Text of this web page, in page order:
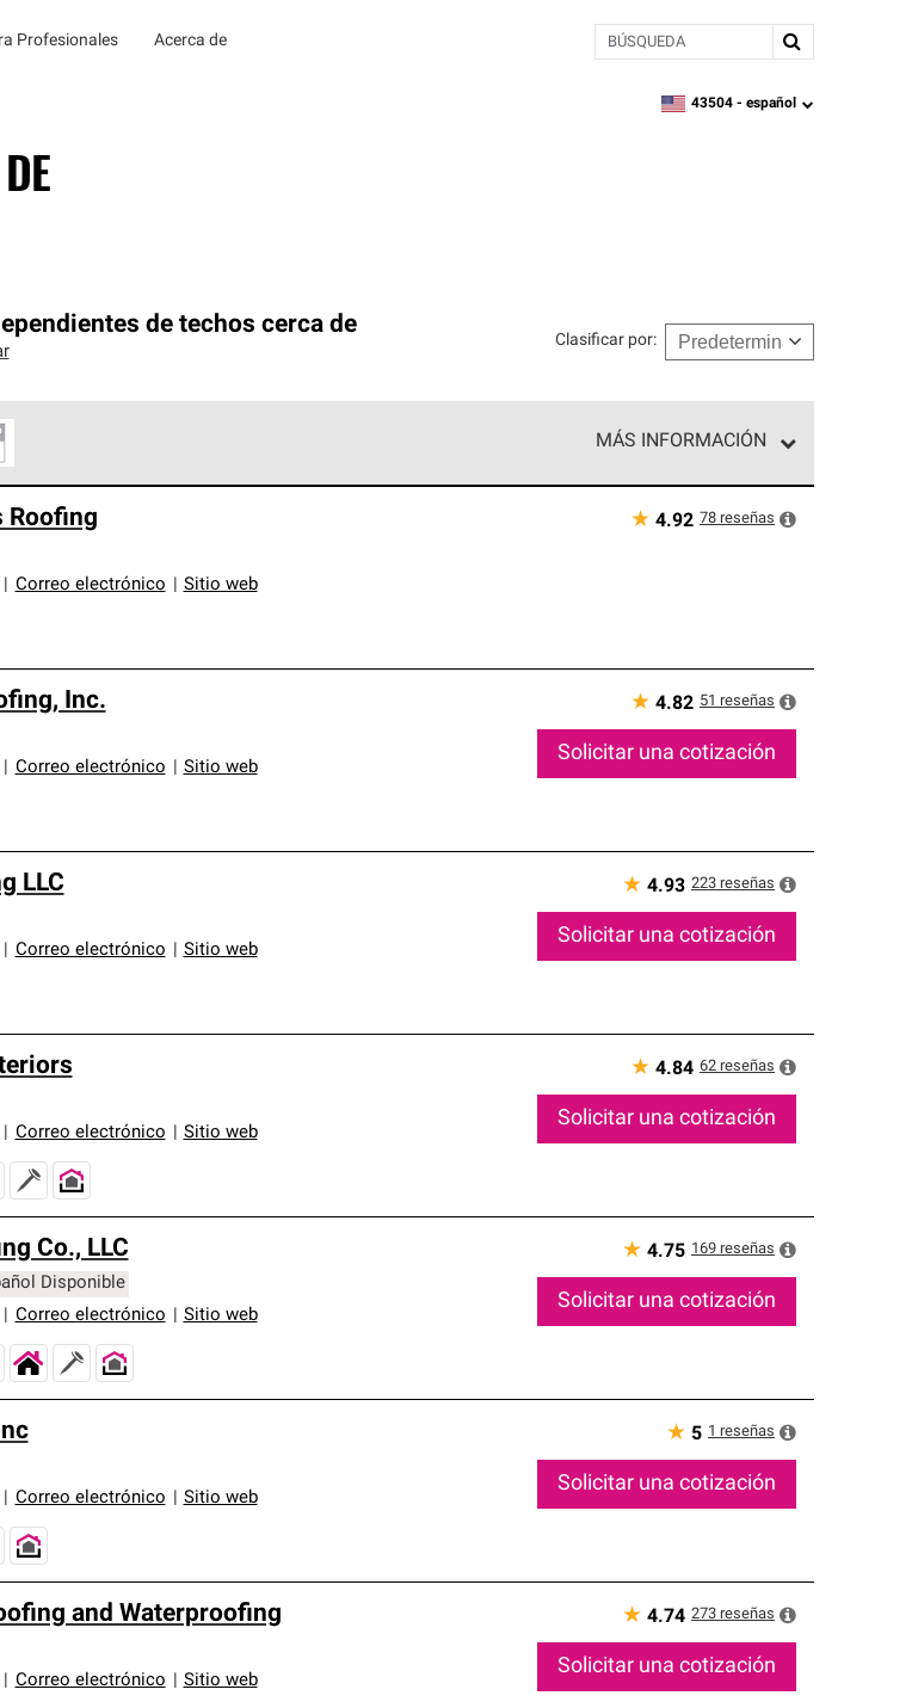
Profesionales Acerca de BÚSQUEDA
zipcode,language
43504 - español
de techos cerca de
Clasificar por:
MÁS INFORMACIÓN
estrictos de profesionalismo, confiabilidad y destreza incomparable. Solo ellos pueden
de sistemas de techos.
Roofing
Correo electrónico Sitio web
★ 4.92 78 reseñas
Inc.
Correo electrónico Sitio web
★ 4.82 51 reseñas
Solicitar una cotización
LLC
Correo electrónico Sitio web
★ 4.93 223 reseñas
Solicitar una cotización
Correo electrónico Sitio web
★ 4.84 62 reseñas
Solicitar una cotización
Co., LLC
Disponible
Correo electrónico Sitio web
★ 4.75 169 reseñas
Solicitar una cotización
Correo electrónico Sitio web
★ 5 1 reseñas
Solicitar una cotización
and Waterproofing
Correo electrónico Sitio web
★ 4.74 273 reseñas
Solicitar una cotización